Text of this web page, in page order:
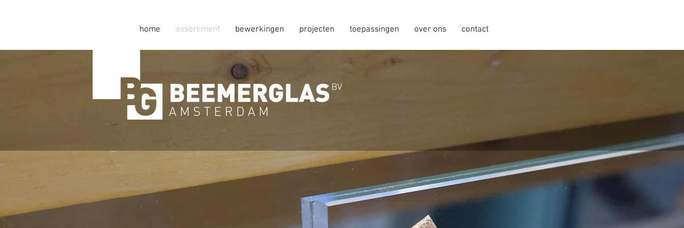
home assortiment bewerkingen projecten toepassingen over ons contact